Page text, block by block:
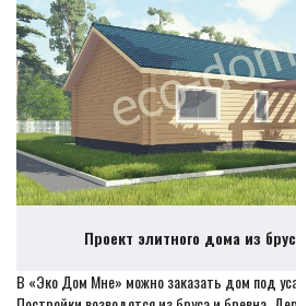
Проект элитного дома из
В «Эко Дом Мне» можно заказать дом под